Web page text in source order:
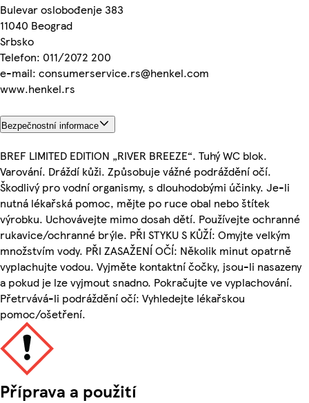
Bulevar oslobođenje 383
11040 Beograd
Srbsko
Telefon: 011/2072 200
e-mail: consumerservice.rs@henkel.com
www.henkel.rs
Bezpečnostní informace
BREF LIMITED EDITION „RIVER BREEZE“. Tuhý WC blok.
Varování. Dráždí kůži. Způsobuje vážné podráždění očí.
Škodlivý pro vodní organismy, s dlouhodobými účinky. Je-li
nutná lékařská pomoc, mějte po ruce obal nebo štítek
výrobku. Uchovávejte mimo dosah dětí. Používejte ochranné
rukavice/ochranné brýle. PŘI STYKU S KŮŽÍ: Omyjte velkým
množstvím vody. PŘI ZASAŽENÍ OČÍ: Několik minut opatrně
vyplachujte vodou. Vyjměte kontaktní čočky, jsou-li nasazeny
a pokud je lze vyjmout snadno. Pokračujte ve vyplachování.
Přetrvává-li podráždění očí: Vyhledejte lékařskou
pomoc/ošetření.
Příprava a použití